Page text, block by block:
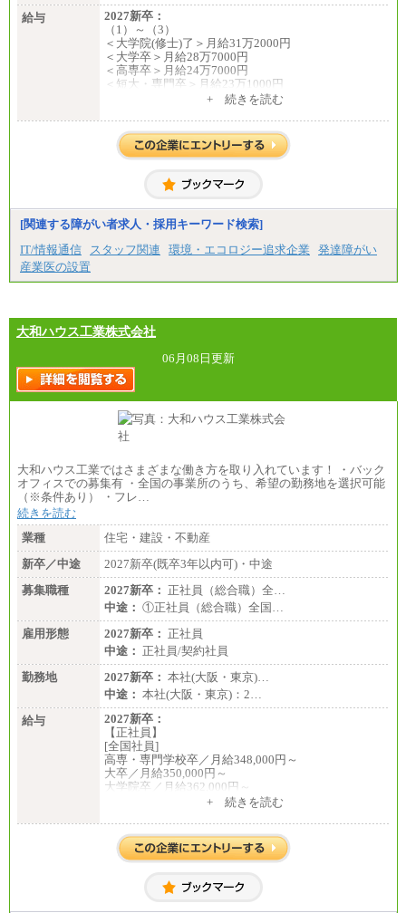
給与
2027新卒：
（1）～（3）
＜大学院(修士)了＞月給31万2000円
＜大学卒＞月給28万7000円
＜高専卒＞月給24万7000円
＜短大・専門卒＞月給23万1000円
※上記を下限として勤務地エリアにより異なる
※試用期間中も給与に変更はございません
月給17万7000円
理論年収212万4000円（月給17万7000円×12カ月）
中途：
（1）
月給22万3000円～
月給17万7000円
理論年収212万4000円（月給17万7000円×12カ月）
+ 続きを読む
[関連する障がい者求人・採用キーワード検索]
IT/情報通信
スタッフ関連 環境・エコロジー追求企業
発達障がい
産業医の設置
大和ハウス工業株式会社
06月08日更新
大和ハウス工業ではさまざまな働き方を取り入れています！ ・バック
オフィスでの募集有 ・全国の事業所のうち、希望の勤務地を選択可能
（※条件あり） ・フレ…
続きを読む
業種
住宅・建設・不動産
新卒／中途
2027新卒(既卒3年以内可)・中途
募集職種
2027新卒： 正社員（総合職）全…
中途： ①正社員（総合職）全国…
雇用形態
2027新卒： 正社員
中途： 正社員/契約社員
勤務地
2027新卒： 本社(大阪・東京)…
中途： 本社(大阪・東京)：2…
給与
2027新卒：
【正社員】
[全国社員]
高専・専門学校卒／月給348,000円～
大卒／月給350,000円～
大学院卒／月給362,000円～
[地域社員]月給295,000円～
【正社員】
[全国社員]月給348,000円～
[地域社員]月給295,000円～
【契約社員】月給200,000円～
+ 続きを読む